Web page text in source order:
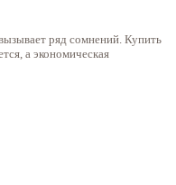
ряд сомнений. Купить
а экономическая